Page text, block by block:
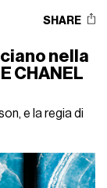
SHARE
nella
CHANEL
e la regia di